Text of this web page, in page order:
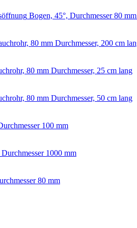
Bogen, 45°, Durchmesser 80
80 mm Durchmesser, 200 cm
80 mm Durchmesser, 25 cm lang
80 mm Durchmesser, 50 cm lang
100 mm
1000 mm
80 mm